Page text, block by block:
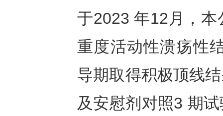
于2023 年12月，
重度活动性溃疡性
导期取得积极顶线
及安慰剂对照3 期